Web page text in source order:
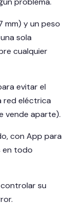
mm) y un peso
sola
cualquier
evitar el
red eléctrica
vende aparte).
con App para
en todo
su